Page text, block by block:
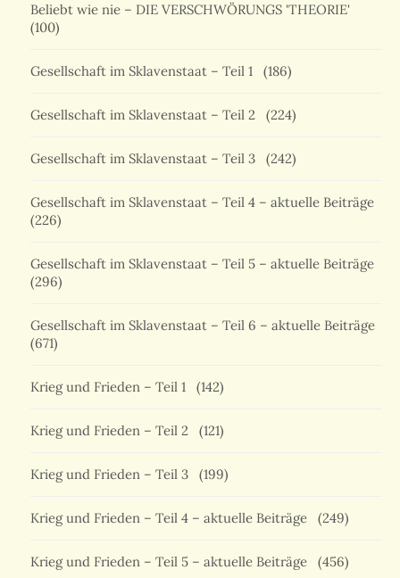
Beliebt wie nie – DIE VERSCHWÖRUNGS 'THEORIE'
(100)
Gesellschaft im Sklavenstaat – Teil 1 (186)
Gesellschaft im Sklavenstaat – Teil 2 (224)
Gesellschaft im Sklavenstaat – Teil 3 (242)
Gesellschaft im Sklavenstaat – Teil 4 – aktuelle Beiträge
(226)
Gesellschaft im Sklavenstaat – Teil 5 – aktuelle Beiträge
(296)
Gesellschaft im Sklavenstaat – Teil 6 – aktuelle Beiträge
(671)
Krieg und Frieden – Teil 1 (142)
Krieg und Frieden – Teil 2 (121)
Krieg und Frieden – Teil 3 (199)
Krieg und Frieden – Teil 4 – aktuelle Beiträge (249)
Krieg und Frieden – Teil 5 – aktuelle Beiträge (456)